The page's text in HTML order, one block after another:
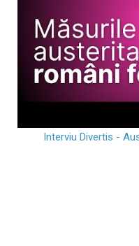
Interviu Divertis -